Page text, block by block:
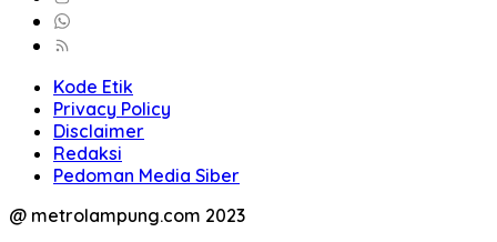
Kode Etik
Privacy Policy
Disclaimer
Redaksi
Pedoman Media Siber
@ metrolampung.com 2023